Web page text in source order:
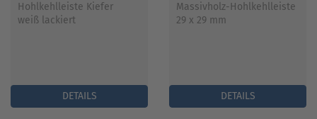
Hohlkehlleiste Kiefer
weiß lackiert
DETAILS
Massivholz-Hohlkehlleiste
29 x 29 mm
DETAILS